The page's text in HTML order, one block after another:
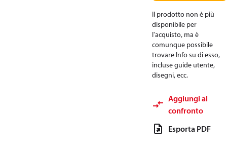
Il prodotto non è più
disponibile per
l'acquisto, ma è
comunque possibile
trovare Info su di esso,
incluse guide utente,
disegni, ecc.
Aggiungi al
confronto
Esporta PDF